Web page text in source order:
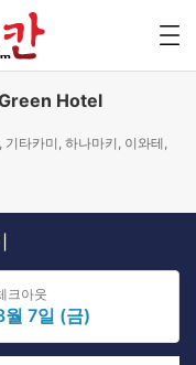
Hotel
타카미, 하나마키, 이와테,
크아웃
월 7일 (금)